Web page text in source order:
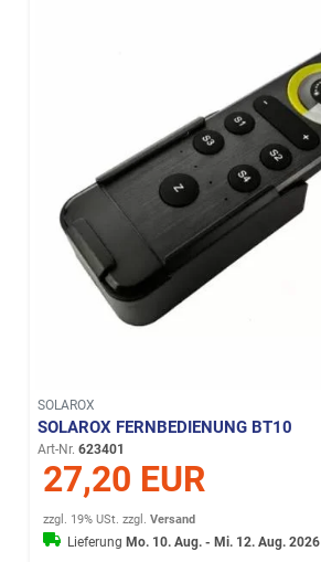
SOLAROX
SOLAROX FERNBEDIENUNG BT10
Art-Nr. 623401
27,20 EUR
zzgl. 19% USt. zzgl.Versand
Lieferung Mo. 10. Aug. - Mi. 12. Aug. 2026